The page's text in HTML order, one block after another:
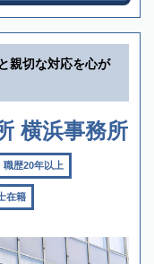
親切な対応を心が
横浜事務所
職歴20年以上
在籍